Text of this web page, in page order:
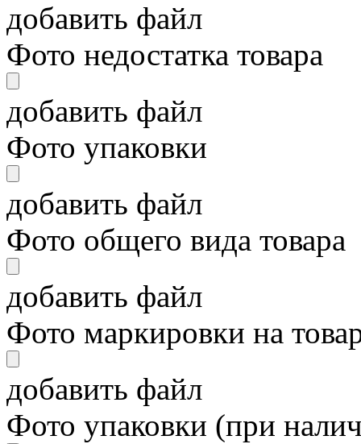
добавить файл
Фото недостатка товара
добавить файл
Фото упаковки
добавить файл
Фото общего вида товара
добавить файл
Фото маркировки на
добавить файл
Фото упаковки (при